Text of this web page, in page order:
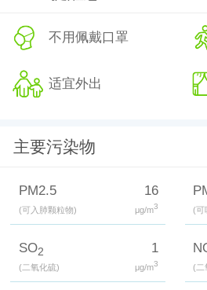
不用佩戴口罩
适宜外出
主要污染物
PM2.5
(可入肺颗粒物)
16
μg/m3 (可
SO2
(二氧化硫)
1
μg/m3 (二